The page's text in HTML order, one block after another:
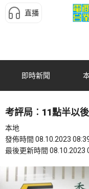
直播
即時新聞
考評局︰11點半以
本地
發佈時間 08.10.2023
最後更新時間 08.10.2023